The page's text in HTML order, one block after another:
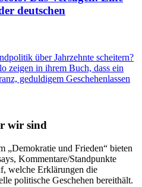
deutschen
über Jahrzehnte scheitern?
zeigen in ihrem Buch, dass ein
geduldigem Geschehenlassen
wir sind
„Demokratie und Frieden“ bieten
Kommentare/Standpunkte
welche Erklärungen die
politische Geschehen bereithält.